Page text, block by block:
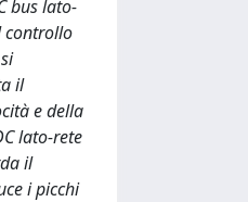
bus lato-
controllo
il
e della
lato-rete
il
i picchi